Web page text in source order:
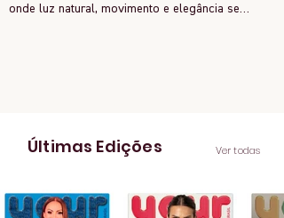
onde luz natural, movimento e elegância se
dourado da luz sobre a pe
Últimas Edições Ver todas